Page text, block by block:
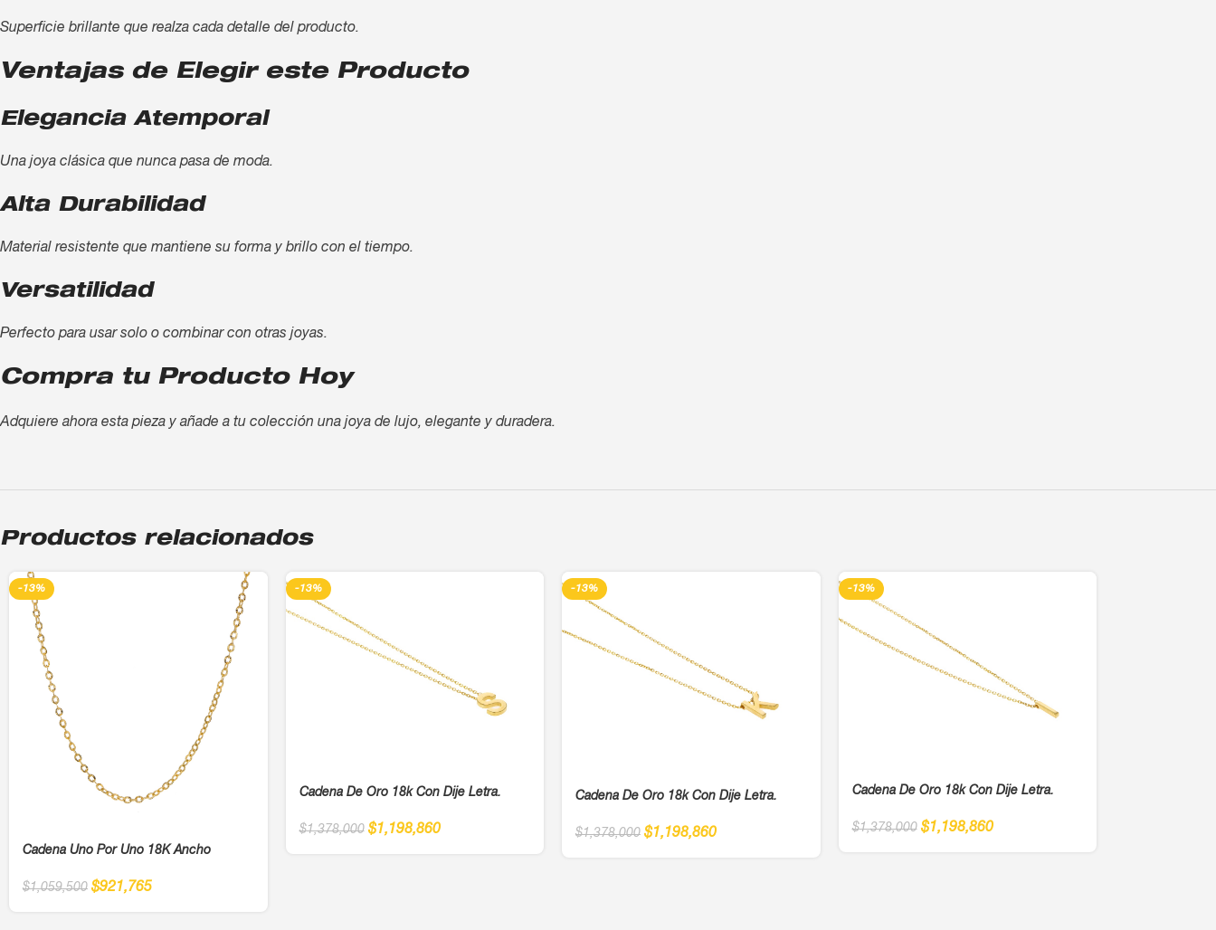
Superficie brillante que realza cada detalle del producto.
Ventajas de Elegir este Producto
Elegancia Atemporal
Una joya clásica que nunca pasa de moda.
Alta Durabilidad
Material resistente que mantiene su forma y brillo con el tiempo.
Versatilidad
Perfecto para usar solo o combinar con otras joyas.
Compra tu Producto Hoy
Adquiere ahora esta pieza y añade a tu colección una joya de lujo, elegante y duradera.
Productos relacionados
-13%
Cadena Uno Por Uno 18K Ancho
$1,059,500 $921,765
-13%
Cadena De Oro 18k Con Dije Letra.
$1,378,000 $1,198,860
-13%
Cadena De Oro 18k Con Dije Letra.
$1,378,000 $1,198,860
-13%
Cadena De Oro 18k Con Dije Letra.
$1,378,000 $1,198,860